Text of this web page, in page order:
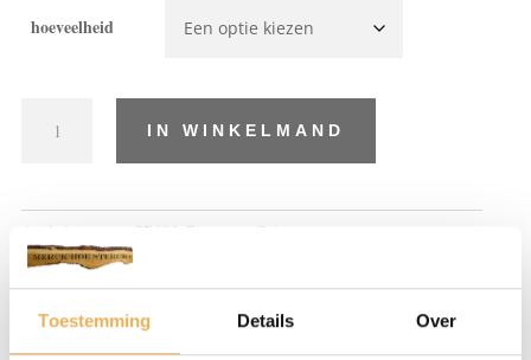
Toestemming Details Over
€30.50
hoeveelheid
IN WINKELMAND
Artikelnummer: SR108 Categorie: Schroeven
Beschrijving